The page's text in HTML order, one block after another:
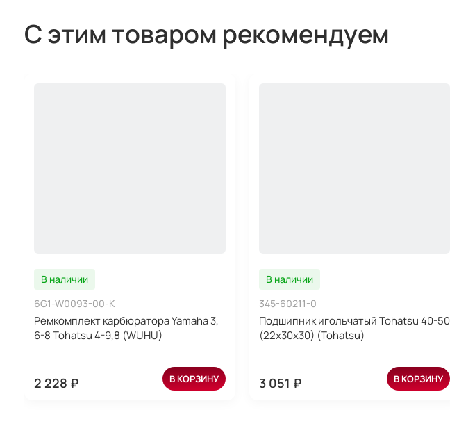
С этим товаром рекомендуем
В наличии
6G1-W0093-00-K
Ремкомплект карбюратора Yamaha 3,
6-8 Tohatsu 4-9,8 (WUHU)
2 228 ₽ В КОРЗИНУ
В наличии
345-60211-0
Подшипник игольчатый Tohatsu 40-50
(22x30x30) (Tohatsu)
3 051 ₽ В КОРЗИНУ